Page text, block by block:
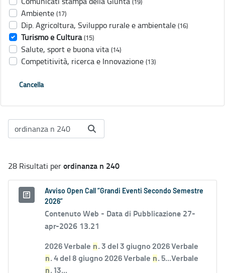
Ambiente (17)
Dip. Agricoltura, Sviluppo rurale e ambientale (16)
Turismo e Cultura (15)
Salute, sport e buona vita (14)
Competitività, ricerca e Innovazione (13)
Cancella
28 Risultati perordinanza n 240
Avviso Open Call “Grandi Eventi Secondo Semestre
2026”
Contenuto Web - Data di Pubblicazione 27-
apr-2026 13.21
2026 Verbale n. 3 del 3 giugno 2026 Verbale
n. 4 del 8 giugno 2026 Verbale n. 5...Verbale
n. 13...